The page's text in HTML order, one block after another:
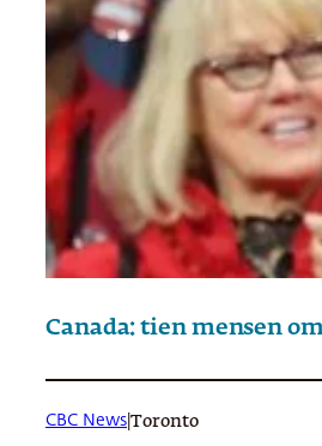
Canada: tien mensen
CBC News Toronto